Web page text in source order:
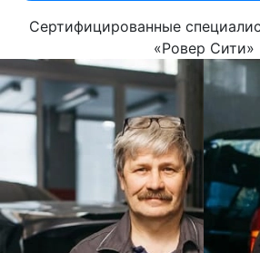
Сертифицированные
«Ровер Сити»